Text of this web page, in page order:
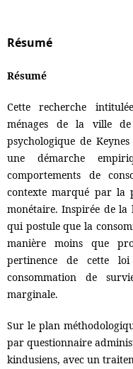
Résumé
Résumé
Cette recherche
ménages de la ville
psychologique de
une démarche
comportements de
contexte marqué par la
monétaire. Inspirée de la
qui postule que la
manière moins que
pertinence de cette
consommation de
marginale.
Sur le plan
par questionnaire
kindusiens, avec un